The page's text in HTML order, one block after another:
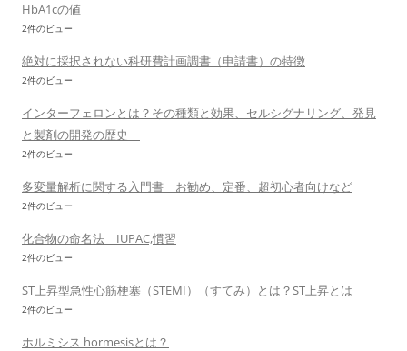
HbA1cの値
2件のビュー
絶対に採択されない科研費計画調書（申請書）の特徴
2件のビュー
インターフェロンとは？その種類と効果、セルシグナリング、発見
と製剤の開発の歴史
2件のビュー
多変量解析に関する入門書 お勧め、定番、超初心者向けなど
2件のビュー
化合物の命名法 IUPAC,慣習
2件のビュー
ST上昇型急性心筋梗塞（STEMI）（すてみ）とは？ST上昇とは
2件のビュー
ホルミシス hormesisとは？